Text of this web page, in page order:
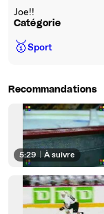
Joe!!
Catégorie
🥇Sport
Recommandations
5:29 | À suivre